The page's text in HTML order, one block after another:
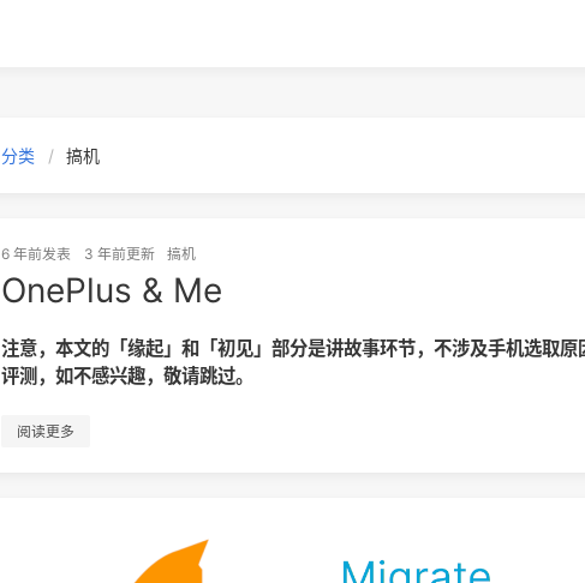
分类 搞机
6 年前发表 3 年前更新 搞机
OnePlus & Me
注意，本文的「缘起」和「初见」部分是讲故事环节，不涉及手机选取原
评测，如不感兴趣，敬请跳过。
阅读更多